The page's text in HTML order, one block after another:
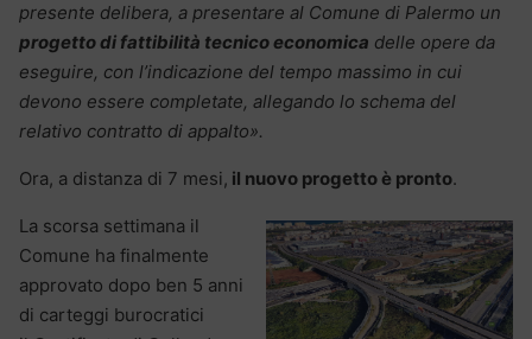
presente delibera, a presentare al Comune di Palermo un
progetto di fattibilità tecnico economica delle opere da
eseguire, con l’indicazione del tempo massimo in cui
devono essere completate, allegando lo schema del
relativo contratto di appalto».
Ora, a distanza di 7 mesi, il nuovo progetto è pronto.
La scorsa settimana il
Comune ha finalmente
approvato dopo ben 5 anni
di carteggi burocratici